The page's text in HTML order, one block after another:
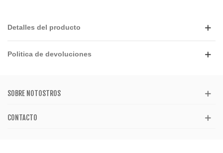
Detalles del producto
Politica de devoluciones
SOBRE NOTOSTROS
CONTACTO